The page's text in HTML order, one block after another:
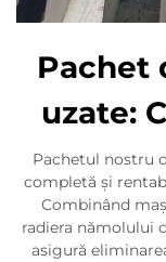
Pachet
uzate:
Pachetul nostru
completă și
Combinând
radiera nămolului
asigură